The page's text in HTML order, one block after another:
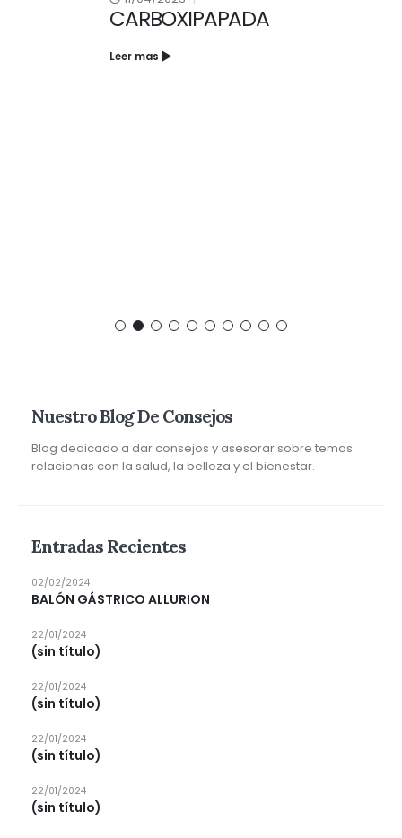
CARBOXIPAPADA
Nuestro Blog De Consejos
Blog dedicado a dar consejos y asesorar sobre temas
relacionas con la salud, la belleza y el bienestar.
Entradas Recientes
BALÓN GÁSTRICO ALLURION
02/02/2024
(sin título)
22/01/2024
(sin título)
22/01/2024
(sin título)
22/01/2024
(sin título)
22/01/2024